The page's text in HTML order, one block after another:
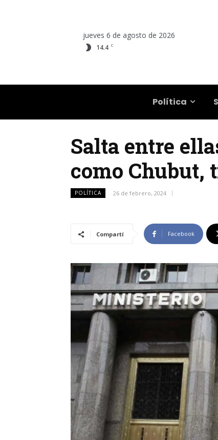
jueves 6 de agosto de 2026
14.4 C
Política
Salta entre
como Chubut,
POLÍTICA 26 de febrero, 2024
Compartí Facebook